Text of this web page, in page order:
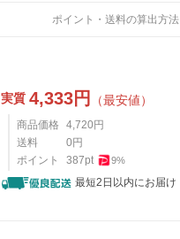
ポイント・送料の算出方法
実質 4,333円 （最安値）
商品価格 4,720 円
送料
0 円
ポイント
387pt 9%
最短2日以内にお届け